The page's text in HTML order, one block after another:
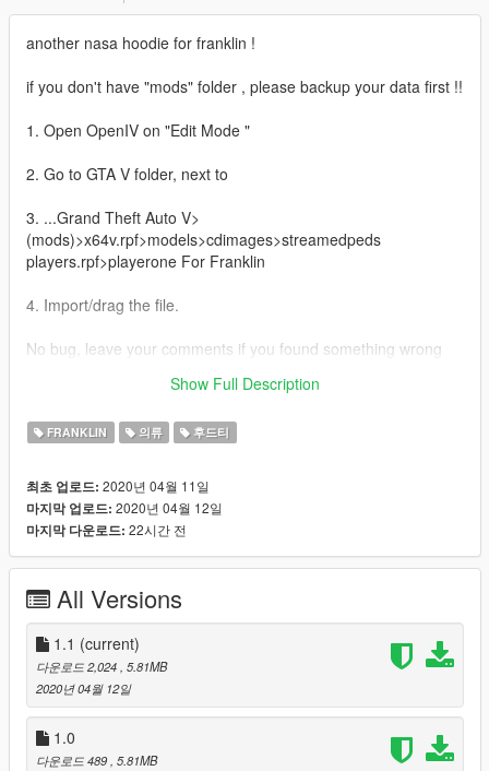
another nasa hoodie for franklin !
if you don't have "mods" folder , please backup your data first !!
1. Open OpenIV on "Edit Mode "
2. Go to GTA V folder, next to
3. ...Grand Theft Auto V>
(mods)>x64v.rpf>models>cdimages>streamedpeds
players.rpf>playerone For Franklin
4. Import/drag the file.
No bug, leave your comments if you found something wrong
Show Full Description
FRANKLIN 의류 후드티
최초 업로드: 2020년 04월 11일
마지막 업로드: 2020년 04월 12일
마지막 다운로드: 22시간 전
All Versions
1.1 (current)
다운로드 2,024 , 5.81MB
2020년 04월 12일
1.0
다운로드 489 , 5.81MB